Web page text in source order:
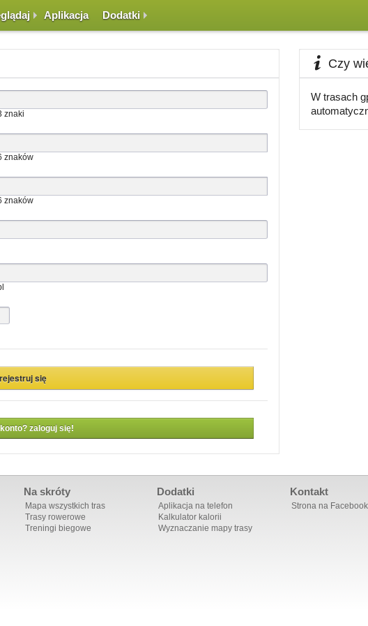
Aplikacja Dodatki
znaki
znaków
znaków
zaloguj się!
Czy
W trasach
Na skróty
Mapa wszystkich tras
Trasy rowerowe
Treningi biegowe
Dodatki
Aplikacja na telefon
Kalkulator kalorii
Wyznaczanie mapy trasy
Kontakt
Strona na